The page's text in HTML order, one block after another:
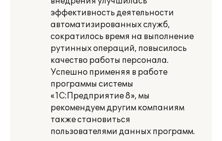
эффективность деятельности
автоматизированных служб,
сократилось время на выполнение
рутинных операций, повысилось
качество работы персонала.
Успешно применяя в работе
программы системы
«1С:Предприятие 8», мы
рекомендуем другим компаниям
также становиться
пользователями данных программ.